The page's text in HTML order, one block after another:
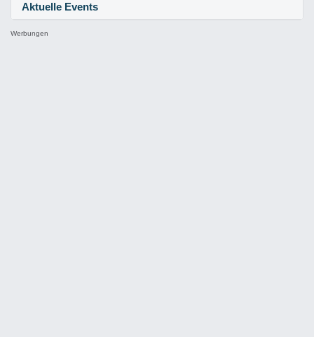
Aktuelle Events
Werbungen